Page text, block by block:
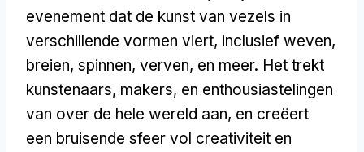
evenement dat de kunst van vezels in
verschillende vormen viert, inclusief weven,
breien, spinnen, verven, en meer. Het trekt
kunstenaars, makers, en enthousiastelingen
van over de hele wereld aan, en creëert
een bruisende sfeer vol creativiteit en